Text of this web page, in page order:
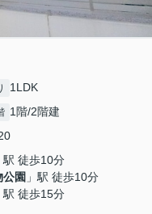
1LDK
1階/2階建
駅 徒歩10分
公園 」駅 徒歩10分
駅 徒歩15分